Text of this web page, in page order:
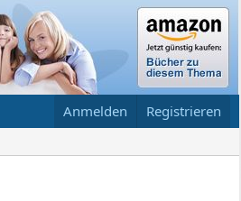
Anmelden Registrieren